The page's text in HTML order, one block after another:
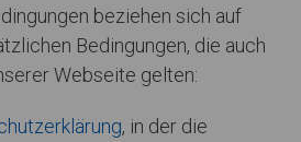
beziehen sich auf
Bedingungen, die auch
Webseite gelten:
, in der die